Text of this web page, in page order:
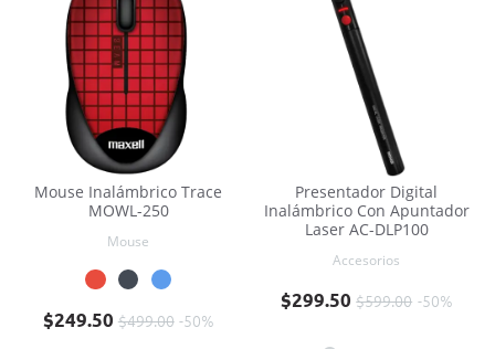
Mouse Inalámbrico Trace
MOWL-250
Mouse
Precio base $499.00 -50%
Precio
$249.50
Presentador Digital
Inalámbrico Con Apuntador
Laser AC-DLP100
Accesorios
Precio base $599.00 -50%
Precio
$299.50